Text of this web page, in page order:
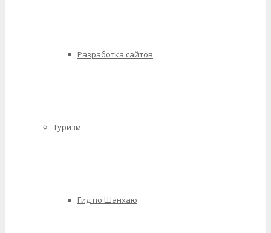
Разработка сайтов
Туризм
Гид по Шанхаю